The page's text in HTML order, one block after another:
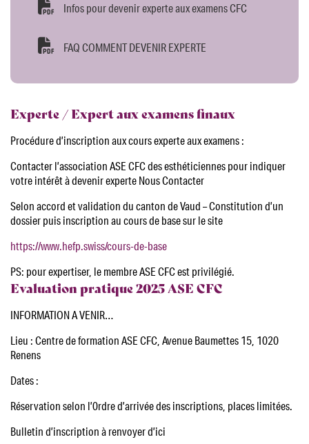
Infos pour devenir experte aux examens CFC
FAQ COMMENT DEVENIR EXPERTE
Experte / Expert aux examens finaux
Procédure d’inscription aux cours experte aux examens :
Contacter l’association ASE CFC des esthéticiennes pour indiquer
votre intérêt à devenir experte Nous Contacter
Selon accord et validation du canton de Vaud – Constitution d’un
dossier puis inscription au cours de base sur le site
https://www.hefp.swiss/cours-de-base
PS: pour expertiser, le membre ASE CFC est privilégié.
Evaluation pratique 2025 ASE CFC
INFORMATION A VENIR…
Lieu : Centre de formation ASE CFC, Avenue Baumettes 15, 1020
Renens
Dates :
Réservation selon l’0rdre d’arrivée des inscriptions, places limitées.
Bulletin d’inscription à renvoyer d’ici